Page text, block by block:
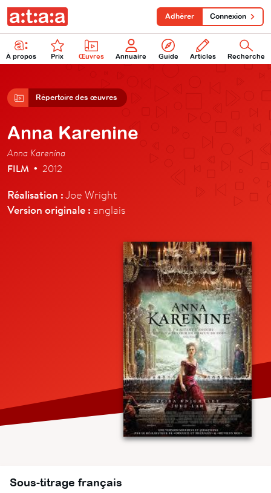
À propos Prix Œuvres Annuaire Guide Articles Recherche
Adhérer Connexion
Répertoire des œuvres
Anna Karenine
Anna Karenina
FILM • 2012
Réalisation :Joe Wright
Version originale : anglais
Sous-titrage français